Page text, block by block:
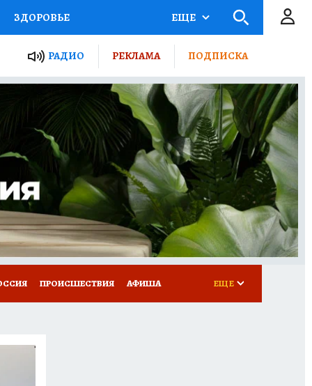
ЗДОРОВЬЕ
РОССИИ
ПУТЕВОДИТЕЛЬ
ТУРИЗМ
ПОТРЕБИТЕЛЯ ВСЕ О КП
ЕЩЕ
РАДИО РЕКЛАМА ПОДПИСКА
ПРОИСШЕСТВИЯ АФИША ЕЩЕ